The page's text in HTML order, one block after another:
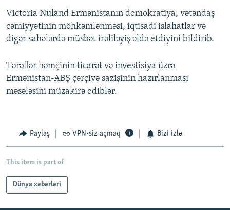
Victoria Nuland Ermənistanın demokratiya, vətəndaş
cəmiyyətinin möhkəmlənməsi, iqtisadi islahatlar və
digər sahələrdə müsbət irəliləyiş əldə etdiyini bildirib.
Tərəflər həmçinin ticarət və investisiya üzrə
Ermənistan-ABŞ çərçivə sazişinin hazırlanması
məsələsini müzakirə ediblər.
Paylaş VPN-siz açmaq Bizi izlə
This item is part of
Dünya xəbərləri